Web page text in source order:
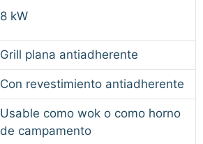
8 kW
Grill plana antiadherente
Con revestimiento antiadherente
Usable como wok o como horno
de campamento